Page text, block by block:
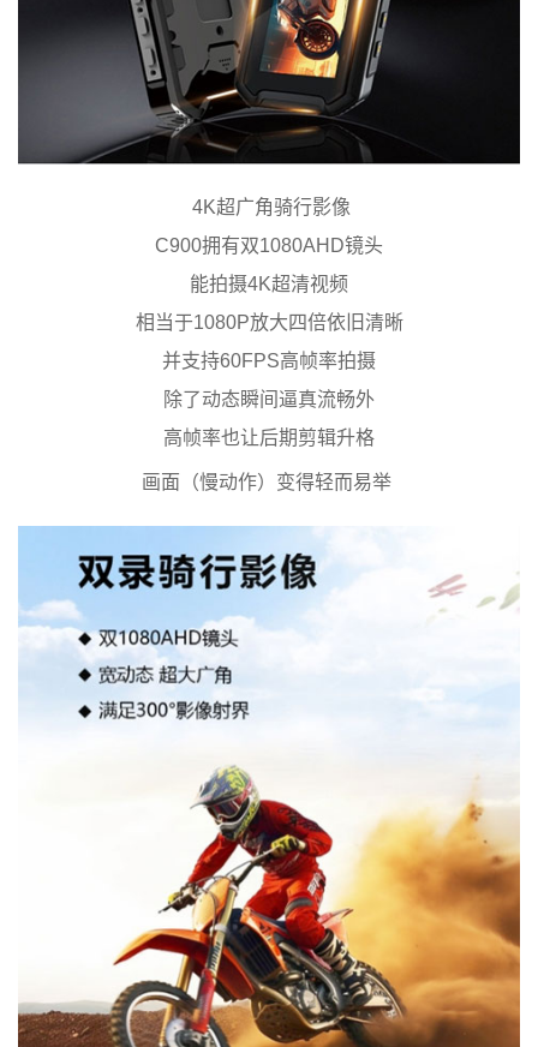
4K超广角骑行影像
C900拥有双1080AHD镜头
能拍摄4K超清视频
相当于1080P放大四倍依旧清晰
并支持60FPS高帧率拍摄
除了动态瞬间逼真流畅外
高帧率也让后期剪辑升格
画面（慢动作）变得轻而易举